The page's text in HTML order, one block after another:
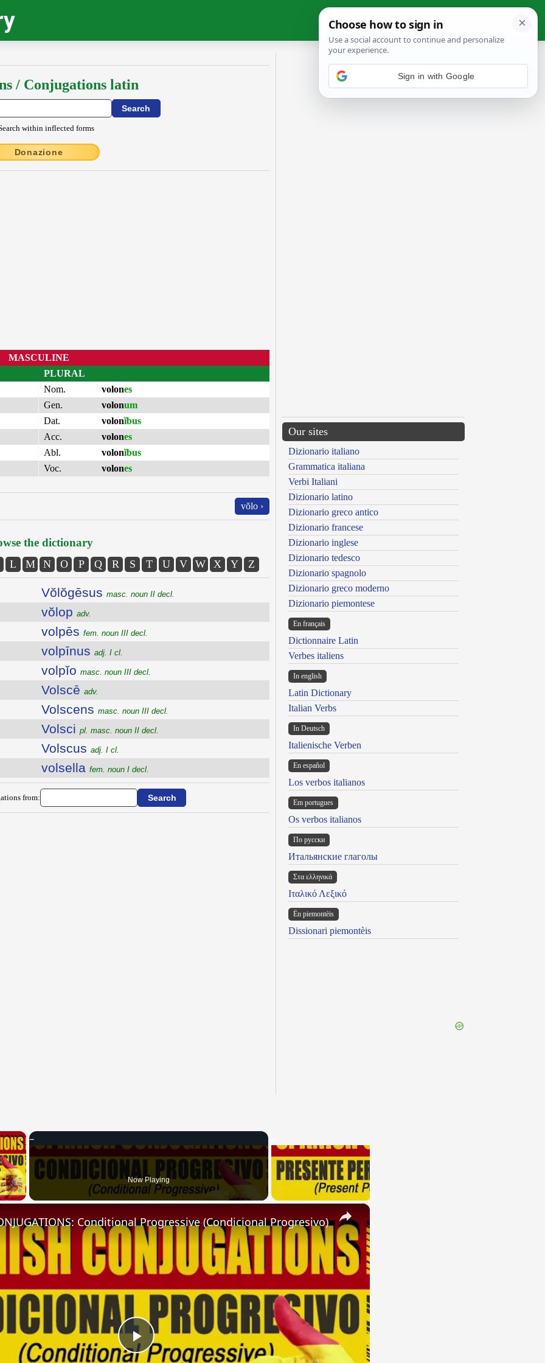
/ Conjugations latin
within inflected forms
Donazione
MASCULINE
PLURAL
Nom.
volones
Gen.
volonum
Dat.
volonĭbus
Acc.
volones
Abl.
volonĭbus
Voc.
volones
vŏlo ›
the dictionary
L M N O P Q R S T U V W X Y Z
Vŏlŏgēsus masc. noun II decl.
vŏlop adv.
volpēs fem. noun III decl.
volpīnus adj. I cl.
volpĭo masc. noun III decl.
Volscē adv.
Volscens masc. noun III decl.
Volsci pl. masc. noun II decl.
Volscus adj. I cl.
volsella fem. noun I decl.
from:
Our sites
Dizionario italiano
Grammatica italiana
Verbi Italiani
Dizionario latino
Dizionario greco antico
Dizionario francese
Dizionario inglese
Dizionario tedesco
Dizionario spagnolo
Dizionario greco moderno
Dizionario piemontese
En français
Dictionnaire Latin
Verbes italiens
In english
Latin Dictionary
Italian Verbs
In Deutsch
Italienische Verben
En español
Los verbos italianos
Em portugues
Os verbos italianos
По русски
Итальянские глаголы
Στα ελληνικά
Ιταλικό Λεξικό
Ën piemontèis
Dissionari piemontèis
×
Video Now Playing
×
Play
Conditional Progressive (Condicional Progresivo)